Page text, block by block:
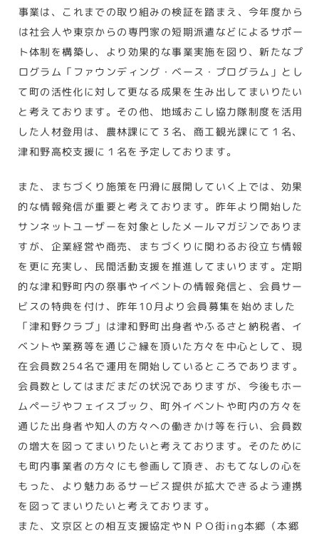
事業は、これまでの取り組みの検証を踏まえ、今年度から
は社会人や東京からの専門家の短期派遣などによるサポー
ト体制を構築し、より効果的な事業実施を図り、新たなプ
ログラム「ファウンディング・ベース・プログラム」とし
て町の活性化に対して更なる成果を生み出してまいりたい
と考えております。その他、地域おこし協力隊制度を活用
した人材登用は、農林課にて３名、商工観光課にて１名、
津和野高校支援に１名を予定しております。
また、まちづくり施策を円滑に展開していく上では、効果
的な情報発信が重要と考えております。昨年より開始した
サンネットユーザーを対象としたメールマガジンでありま
すが、企業経営や商売、まちづくりに関わるお役立ち情報
を更に充実し、民間活動支援を推進してまいります。定期
的な津和野町内の祭事やイベントの情報発信と、会員サー
ビスの特典を付け、昨年10月より会員募集を始めました
「津和野クラブ」は津和野町出身者やふるさと納税者、イ
ベントや業務等を通じご縁を頂いた方々を中心として、現
在会員数254名で運用を開始しているところであります。
会員数としてはまだまだの状況でありますが、今後もホー
ムページやフェイスブック、町外イベントや町内の方々を
通じた出身者や知人の方々への働きかけ等を行い、会員数
の増大を図ってまいりたいと考えております。そのために
も町内事業者の方々にも参画して頂き、おもてなしの心を
もった、より魅力あるサービス提供が拡大できるよう連携
を図ってまいりたいと考えております。
また、文京区との相互支援協定やＮＰＯ街ing本郷（本郷